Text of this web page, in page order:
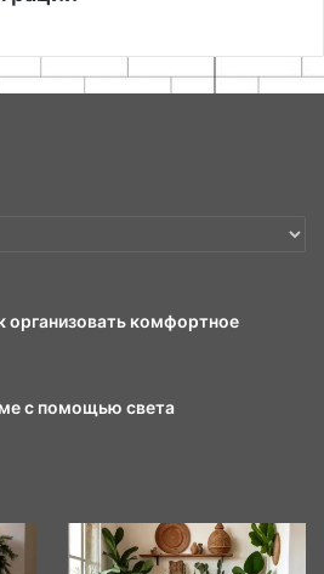
организовать комфортное
с помощью света